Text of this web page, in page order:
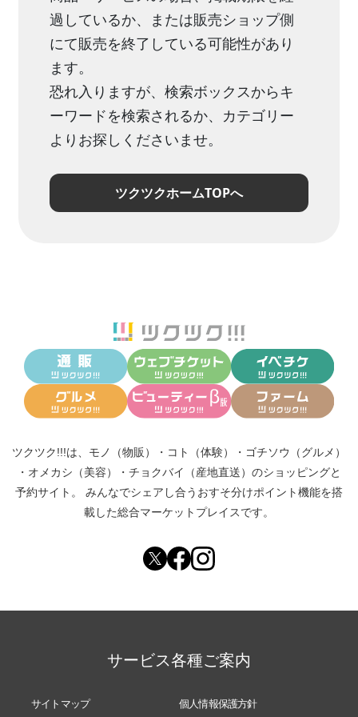
過しているか、または販売ショップ側
にて販売を終了している可能性があり
ます。
恐れ入りますが、検索ボックスからキ
ーワードを検索されるか、カテゴリー
よりお探しくださいませ。
ツクツクホームTOPへ
ツクツク!!!は、 モノ（物販） ・ コト（体験） ・ ゴチソウ（グルメ）
・ オメカシ（美容） ・ チョクバイ（産地直送） のショッピングと
予約サイト。
みんなでシェアし合う おすそ分けポイント機能を搭
載した総合マーケットプレイスです。
サービス各種ご案内
サイトマップ 個人情報保護方針